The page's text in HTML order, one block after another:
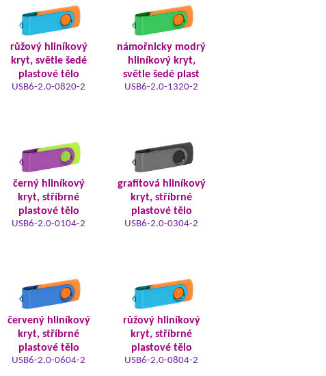
růžový hliníkový
kryt, světle šedé
plastové tělo
USB6-2.0-0820-2
námořnicky modrý
hliníkový kryt,
světle šedé plast
USB6-2.0-1320-2
černý hliníkový
kryt, stříbrné
plastové tělo
USB6-2.0-0104-2
grafitová hliníkový
kryt, stříbrné
plastové tělo
USB6-2.0-0304-2
červený hliníkový
kryt, stříbrné
plastové tělo
USB6-2.0-0604-2
růžový hliníkový
kryt, stříbrné
plastové tělo
USB6-2.0-0804-2